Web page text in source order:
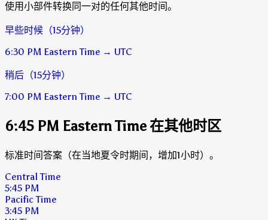
使用小部件转换同一对的任何其他时间。
早些时候（15分钟）
6:30 PM Eastern Time → UTC
稍后（15分钟）
7:00 PM Eastern Time → UTC
6:45 PM Eastern Time 在其他时区
标准时间答案（在当地夏令时期间，增加1小时）。
Central Time
5:45 PM
Pacific Time
3:45 PM